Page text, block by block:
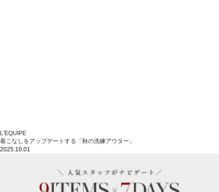
L'EQUIPE
着こなしをアップデートする「秋の洗練アウター」
2025.10.01